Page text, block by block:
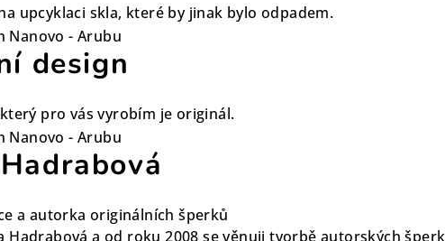
upcyklaci skla, které by jinak bylo odpadem.
design
pro vás vyrobím je originál.
a autorka originálních šperků
Hadrabová a od roku 2008 se věnuji tvorbě autorských